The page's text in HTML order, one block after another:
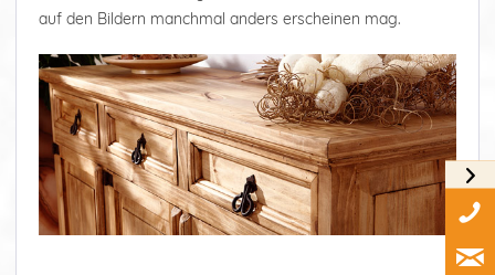
auf den Bildern manchmal anders erscheinen mag.